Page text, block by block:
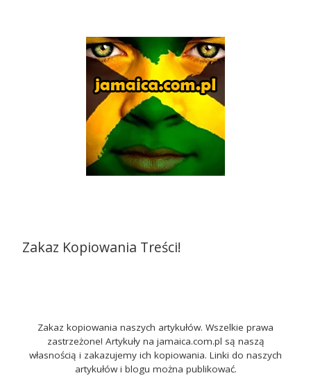
Zakaz Kopiowania Treści!
Zakaz kopiowania naszych artykułów. Wszelkie prawa
zastrzeżone! Artykuły na jamaica.com.pl są naszą
własnością i zakazujemy ich kopiowania. Linki do naszych
artykułów i blogu można publikować.